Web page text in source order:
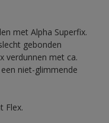
met Alpha Superfix.
gebonden
verdunnen met ca.
niet-glimmende
Flex.